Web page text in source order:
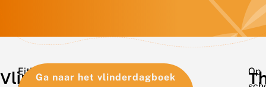
Vlinderdagboek
Eitjes,
Ga naar het vlinderdagboek
Op